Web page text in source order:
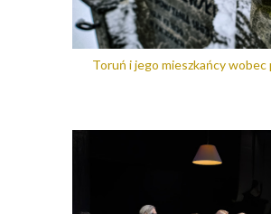
Toruń i jego mieszkańcy wobec